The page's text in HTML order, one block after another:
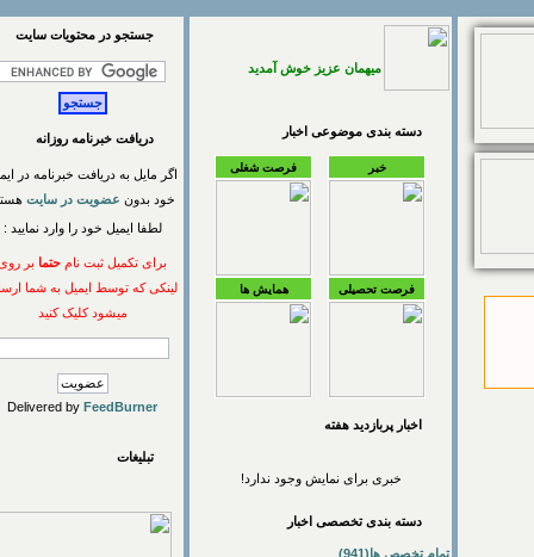
میهمان عزیز خوش آمدید
دسته بندی موضوعی اخبار
فرصت شغلی
فرصت تحصیلی همایش ها
اخبار پربازديد هفته
خبری برای نمایش وجود ندارد!
دسته بندی تخصصی اخبار
تمام تخصص ها(941)
جستجو در محتويات سايت
دریافت خبرنامه روزانه
اگر مایل به دریافت خبرنامه در ایمیل
خود بدونعضویت در سایتهستید
لطفا ایمیل خود را وارد نمایید :
برای تکمیل ثبت نام حتمابر روی
لینکی که توسط ایمیل به شما ارسال
میشود کلیک کنید
Delivered byFeedBurner
تبلیغات